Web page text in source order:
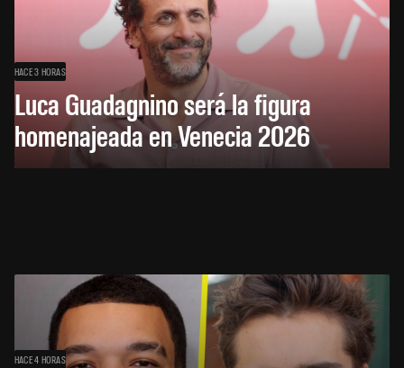
HACE 3 HORAS
Luca Guadagnino será la figura
homenajeada en Venecia 2026
HACE 4 HORAS